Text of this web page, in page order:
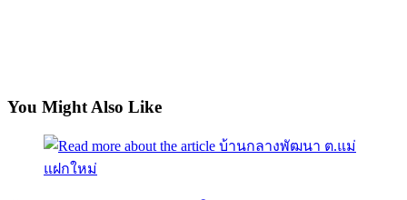
You Might Also Like